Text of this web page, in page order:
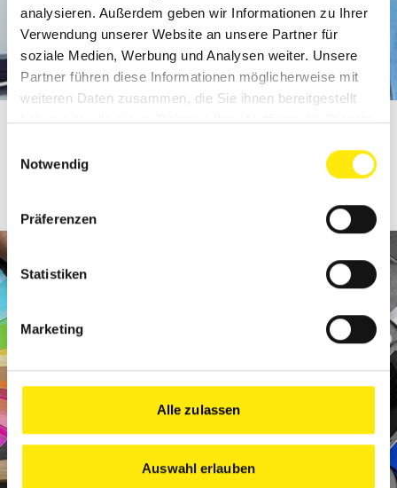
analysieren. Außerdem geben wir Informationen zu Ihrer
Verwendung unserer Website an unsere Partner für
soziale Medien, Werbung und Analysen weiter. Unsere
Partner führen diese Informationen möglicherweise mit
weiteren Daten zusammen, die Sie ihnen bereitgestellt
haben oder die sie im Rahmen Ihrer Nutzung der Dienste
Notwendig
Präferenzen
Statistiken
Marketing
Alle zulassen
Auswahl erlauben
MEHR ZUR ULLMANN FARBEN
+49-441 9712-3
info@ullmann-farben.de